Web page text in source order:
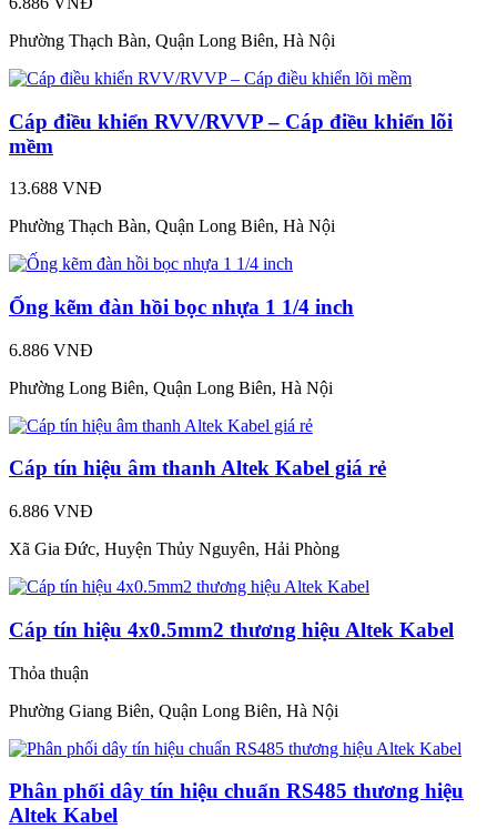
Phường Thạch Bàn, Quận Long Biên, Hà Nội
Cáp điều khiển RVV/RVVP – Cáp điều khiển lõi
mềm
13.688 VNĐ
Phường Thạch Bàn, Quận Long Biên, Hà Nội
Ống kẽm đàn hồi bọc nhựa 1 1/4 inch
6.886 VNĐ
Phường Long Biên, Quận Long Biên, Hà Nội
Cáp tín hiệu âm thanh Altek Kabel giá rẻ
6.886 VNĐ
Xã Gia Đức, Huyện Thủy Nguyên, Hải Phòng
Cáp tín hiệu 4x0.5mm2 thương hiệu Altek Kabel
Thỏa thuận
Phường Giang Biên, Quận Long Biên, Hà Nội
Phân phối dây tín hiệu chuẩn RS485 thương hiệu
Altek Kabel